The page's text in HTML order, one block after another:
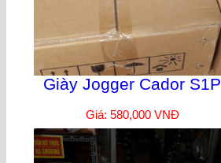
Giày Jogger Cador S1P
Giá: 580,000 VNĐ